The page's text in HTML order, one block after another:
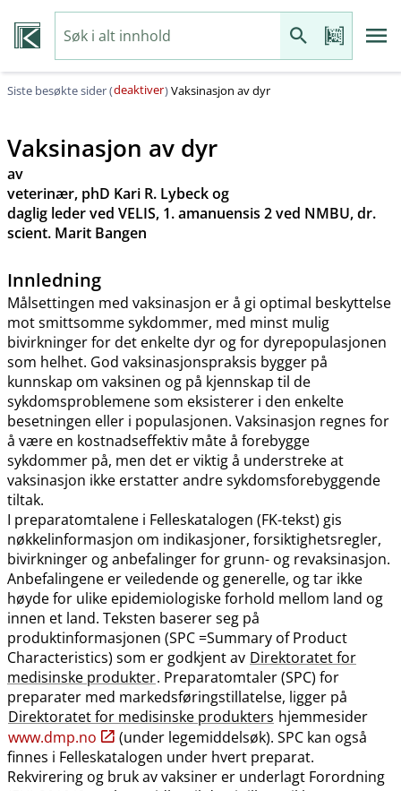
Siste besøkte sider (deaktiver)Vaksinasjon av dyr
Vaksinasjon av dyr
av
veterinær, phD Kari R. Lybeck og
daglig leder ved VELIS, 1. amanuensis 2 ved NMBU, dr.
scient. Marit Bangen
Innledning
Målsettingen med vaksinasjon er å gi optimal beskyttelse
mot smittsomme sykdommer, med minst mulig
bivirkninger for det enkelte dyr og for dyrepopulasjonen
som helhet. God vaksinasjonspraksis bygger på
kunnskap om vaksinen og på kjennskap til de
sykdomsproblemene som eksisterer i den enkelte
besetningen eller i populasjonen. Vaksinasjon regnes for
å være en kostnadseffektiv måte å forebygge
sykdommer på, men det er viktig å understreke at
vaksinasjon ikke erstatter andre sykdomsforebyggende
tiltak.
I preparatomtalene i Felleskatalogen (FK-tekst) gis
nøkkelinformasjon om indikasjoner, forsiktighetsregler,
bivirkninger og anbefalinger for grunn- og revaksinasjon.
Anbefalingene er veiledende og generelle, og tar ikke
høyde for ulike epidemiologiske forhold mellom land og
innen et land. Teksten baserer seg på
produktinformasjonen (SPC =Summary of Product
Characteristics) som er godkjent av Direktoratet for
medisinske produkter. Preparatomtaler (SPC) for
preparater med markedsføringstillatelse, ligger på
Direktoratet for medisinske produkters hjemmesider
www.dmp.no
(under legemiddelsøk). SPC kan også
finnes i Felleskatalogen under hvert preparat.
Rekvirering og bruk av vaksiner er underlagt Forordning